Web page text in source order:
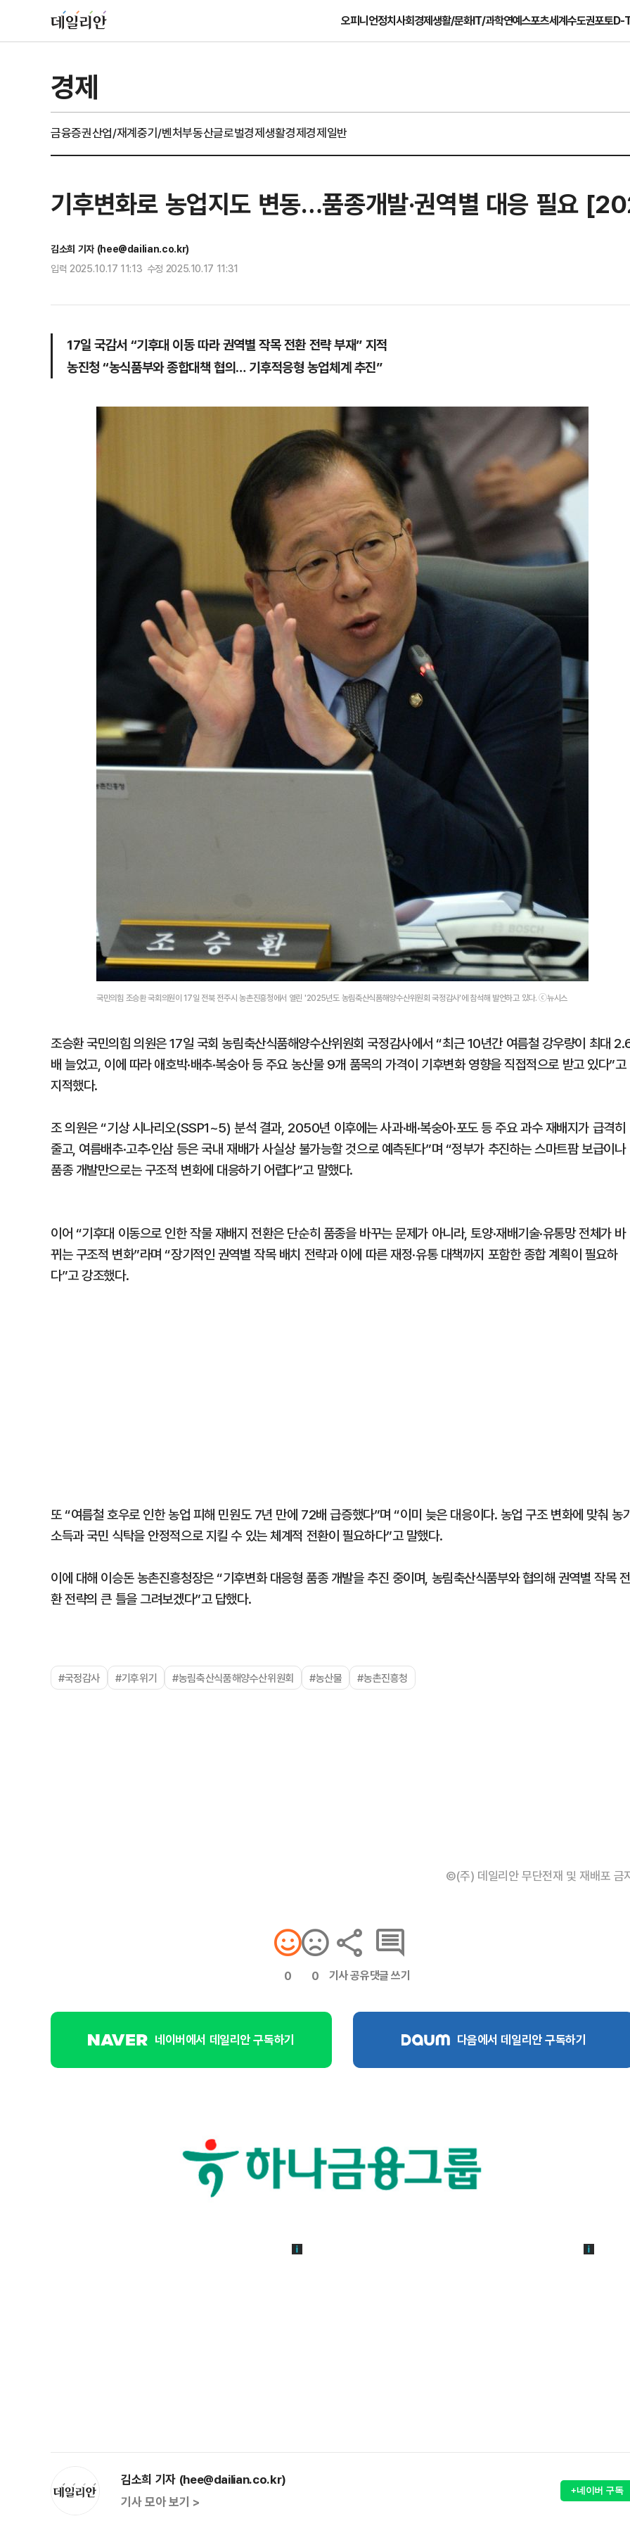
오피니언정치사회경제생활/문화IT/과학연예스포츠세계수도권포토D-
경제
금융증권산업/재계중기/벤처부동산글로벌경제생활경제경제일반
기후변화로 농업지도 변동…품종개발·권역별 대응 필요
김소희 기자 (hee@dailian.co.kr)
입력 2025.10.17 11:13 수정 2025.10.17 11:31
17일 국감서 “기후대 이동 따라 권역별 작목 전환 전략 부재” 지적
농진청 “농식품부와 종합대책 협의… 기후적응형 농업체계 추진”
국민의힘 조승환 국회의원이 17일 전북 전주시 농촌진흥청에서 열린 '2025년도 농림축산식품해양수산위원회 국정감사'에 참석해 발언하고 있다. ⓒ뉴시스
조승환 국민의힘 의원은 17일 국회 농림축산식품해양수산위원회 국정감사에서 “최근 10년간 여름철 강우량이 최대
배 늘었고, 이에 따라 애호박·배추·복숭아 등 주요 농산물 9개 품목의 가격이 기후변화 영향을 직접적으로 받고 있다”고
지적했다.
조 의원은 “기상 시나리오(SSP1~5) 분석 결과, 2050년 이후에는 사과·배·복숭아·포도 등 주요 과수 재배지가 급격히
줄고, 여름배추·고추·인삼 등은 국내 재배가 사실상 불가능할 것으로 예측된다”며 “정부가 추진하는 스마트팜 보급이나
품종 개발만으로는 구조적 변화에 대응하기 어렵다”고 말했다.
이어 “기후대 이동으로 인한 작물 재배지 전환은 단순히 품종을 바꾸는 문제가 아니라, 토양·재배기술·유통망 전체가 바
뀌는 구조적 변화”라며 “장기적인 권역별 작목 배치 전략과 이에 따른 재정·유통 대책까지 포함한 종합 계획이 필요하
다”고 강조했다.
또 “여름철 호우로 인한 농업 피해 민원도 7년 만에 72배 급증했다”며 “이미 늦은 대응이다. 농업 구조 변화에 맞춰 농
소득과 국민 식탁을 안정적으로 지킬 수 있는 체계적 전환이 필요하다”고 말했다.
이에 대해 이승돈 농촌진흥청장은 “기후변화 대응형 품종 개발을 추진 중이며, 농림축산식품부와 협의해 권역별 작목 전
환 전략의 큰 틀을 그려보겠다”고 답했다.
#국정감사 #기후위기 #농림축산식품해양수산위원회 #농산물 #농촌진흥청
©(주) 데일리안 무단전재 및 재배포 금
0 0 기사 공유댓글 쓰기
네이버에서 데일리안 구독하기 다음에서 데일리안 구독하기
김소희 기자 (hee@dailian.co.kr)
기사 모아 보기 >
+네이버 구독